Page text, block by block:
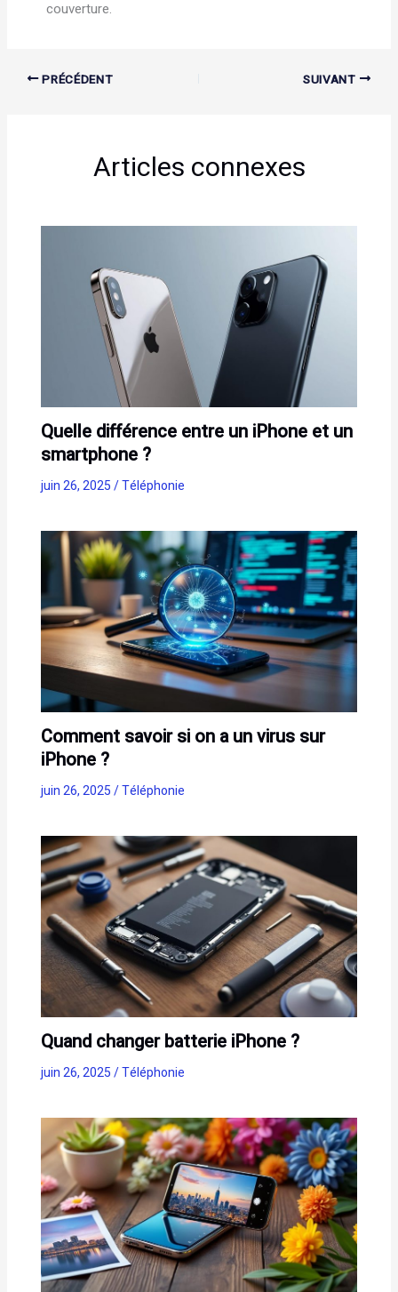
couverture.
PRÉCÉDENT SUIVANT
Articles connexes
Quelle différence entre un iPhone et un
smartphone ?
juin 26, 2025/Téléphonie
Comment savoir si on a un virus sur
iPhone ?
juin 26, 2025/Téléphonie
Quand changer batterie iPhone ?
juin 26, 2025/Téléphonie